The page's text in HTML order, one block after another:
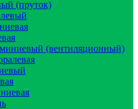
(пруток)
(вентиляционный)